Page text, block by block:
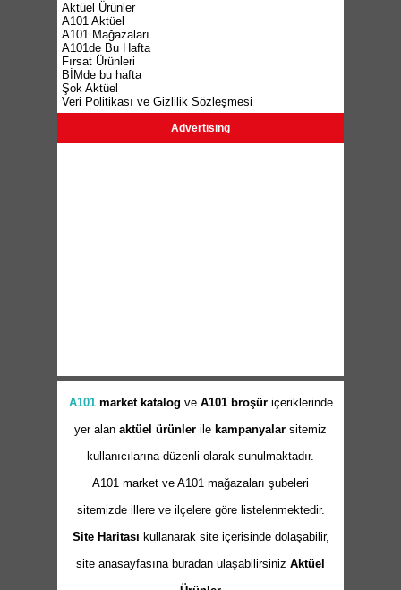
Aktüel Ürünler
A101 Aktüel
A101 Mağazaları
A101de Bu Hafta
Fırsat Ürünleri
BİMde bu hafta
Şok Aktüel
Veri Politikası ve Gizlilik Sözleşmesi
Advertising
A101 market katalog ve A101 broşüriçeriklerinde
yer alan aktüel ürünler ile kampanyalar sitemiz
kullanıcılarına düzenli olarak sunulmaktadır.
A101 market ve A101 mağazaları şubeleri
sitemizde illere ve ilçelere göre listelenmektedir.
Site Haritası kullanarak site içerisinde dolaşabilir,
site anasayfasına buradan ulaşabilirsiniz Aktüel